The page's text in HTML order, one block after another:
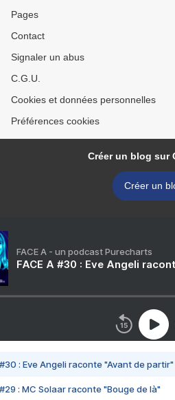
Pages
Contact
Signaler un abus
C.G.U.
Cookies et données personnelles
Préférences cookies
Créer un blog sur
Créer un
FACE A - un podcast Purecharts
FACE A #30 : Eve Angeli
#30 : Eve Angeli raconte "Avant de partir"
#29 : MC Solaar raconte "Bouge de là"